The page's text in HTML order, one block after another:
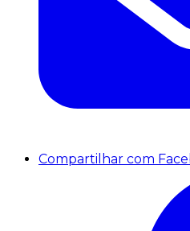
Compartilhar com